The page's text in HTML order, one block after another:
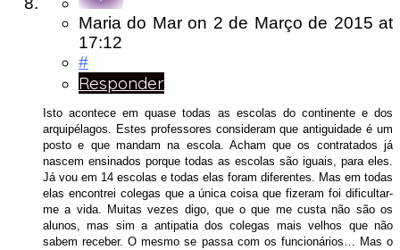
Maria do Maron 2 de Março de 2015at
17:12
#
Responder
Isto acontece em quase todas as escolas do continente e dos
arquipélagos. Estes professores consideram que antiguidade é um
posto e que mandam na escola. Acham que os contratados já
nascem ensinados porque todas as escolas são iguais, para eles.
Já vou em 14 escolas e todas elas foram diferentes. Mas em todas
elas encontrei colegas que a única coisa que fizeram foi dificultar-
me a vida. Muitas vezes digo, que o que me custa não são os
alunos, mas sim a antipatia dos colegas mais velhos que não
sabem receber. O mesmo se passa com os funcionários… Mas o